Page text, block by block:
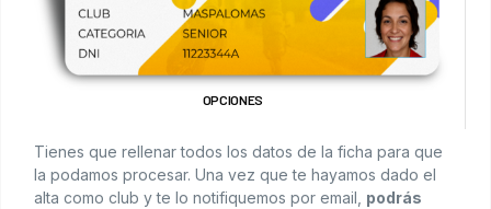
OPCIONES
Tienes que rellenar todos los datos de la ficha para que
la podamos procesar. Una vez que te hayamos dado el
alta como club y te lo notifiquemos por email, podrás
Clubs
Documentación